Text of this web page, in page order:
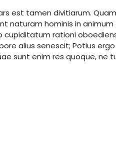
est tamen divitiarum.
naturam hominis in
rationi
alius senescit; Potius
sunt enim res quoque, ne